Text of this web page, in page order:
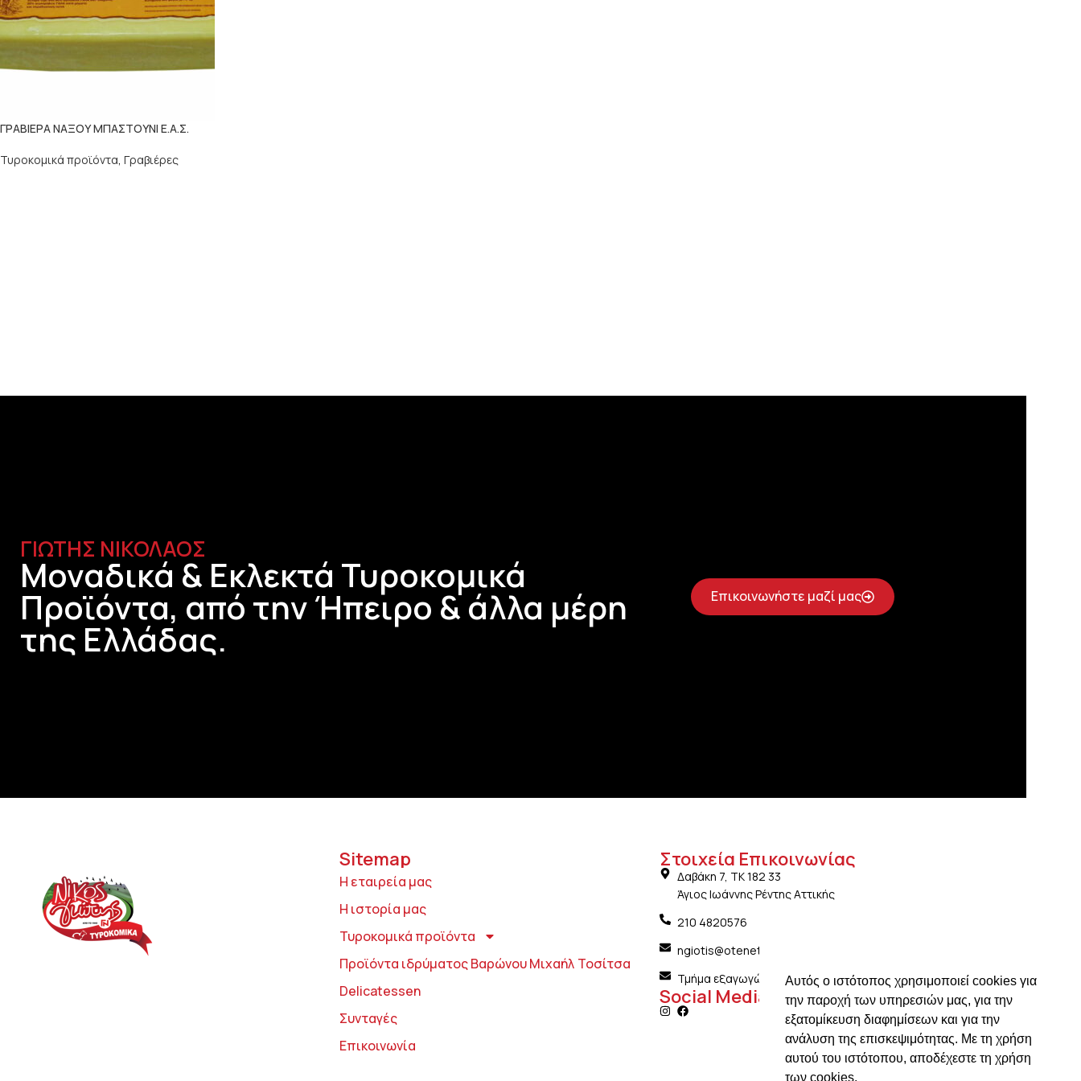
Αυτός ο ιστότοπος χρησιμοποιεί cookies για
την παροχή των υπηρεσιών μας, για την
εξατομίκευση διαφημίσεων και για την
ανάλυση της επισκεψιμότητας. Με τη χρήση
αυτού του ιστότοπου, αποδέχεστε τη χρήση
των cookies.
ΓΡΑΒΙΕΡΑ ΝΑΞΟΥ ΜΠΑΣΤΟΥΝΙ Ε.Α.Σ.
Τυροκομικά προϊόντα, Γραβιέρες
ΓΙΩΤΗΣ ΝΙΚΟΛΑΟΣ
Μοναδικά & Εκλεκτά Τυροκομικά
Προϊόντα, από την Ήπειρο & άλλα μέρη
της Ελλάδας.
Επικοινωνήστε μαζί μας
Sitemap
Η εταιρεία μας
Η ιστορία μας
Τυροκομικά προϊόντα
Προϊόντα ιδρύματος Βαρώνου Μιχαήλ Τοσίτσα
Delicatessen
Συνταγές
Επικοινωνία
Στοιχεία Επικοινωνίας
Δαβάκη 7, ΤΚ 182 33
Άγιος Ιωάννης Ρέντης Αττικής
210 4820576
ngiotis@otenet.gr
Τμήμα εξαγωγών: ngiotis.ike@gmail.com
Social Media